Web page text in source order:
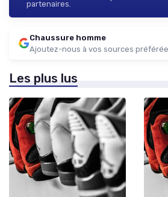
partenaires.
Chaussure homme
Ajoutez-nous à vos sources
Les plus lus